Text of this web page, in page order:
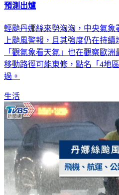
預測出爐
輕颱丹娜絲來勢洶洶，中央氣象
上颱風警報，且其強度仍在持
「觀氣象看天氣」也在觀察歐
移動路徑可能東修，點名「4地
過。
生活